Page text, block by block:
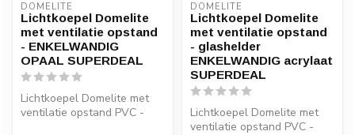
DOMELITE
Lichtkoepel Domelite
met ventilatie opstand
- ENKELWANDIG
OPAAL SUPERDEAL
Lichtkoepel Domelite met
ventilatie opstand PVC -
DOMELITE
Lichtkoepel Domelite
met ventilatie opstand
- glashelder
ENKELWANDIG acrylaat
SUPERDEAL
Lichtkoepel Domelite met
ventilatie opstand PVC -